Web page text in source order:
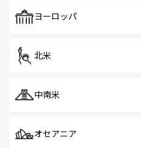
で、ホーカーズは地元
ヨーロッパ
北米
中南米
オセアニア